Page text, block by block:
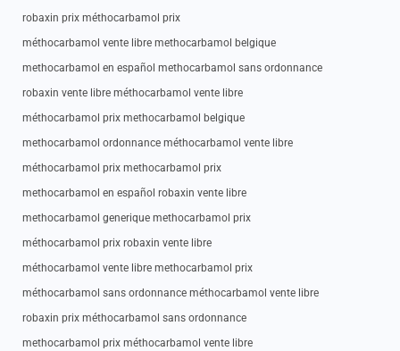
robaxin prix méthocarbamol prix
méthocarbamol vente libre methocarbamol belgique
methocarbamol en español methocarbamol sans ordonnance
robaxin vente libre méthocarbamol vente libre
méthocarbamol prix methocarbamol belgique
methocarbamol ordonnance méthocarbamol vente libre
méthocarbamol prix methocarbamol prix
methocarbamol en español robaxin vente libre
methocarbamol generique methocarbamol prix
méthocarbamol prix robaxin vente libre
méthocarbamol vente libre methocarbamol prix
méthocarbamol sans ordonnance méthocarbamol vente libre
robaxin prix méthocarbamol sans ordonnance
methocarbamol prix méthocarbamol vente libre